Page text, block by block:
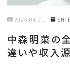
2025.04.21
中森明菜の
違いや収入